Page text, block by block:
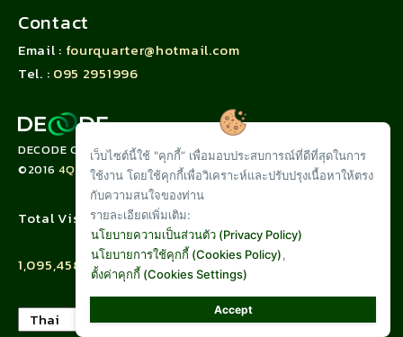
Contact
Email : fourquarter@hotmail.com
Tel. : 095 2951996
DECODE CORPORATION LIMITED
©20164QUARTER.CO
Total Visit :
1,095,458
เว็บไซต์นี้ใช้ "คุกกี้” เพื่อมอบประสบการณ์ที่ดีที่สุดในการ
ใช้งาน โดยใช้คุกกี้เพื่อวิเคราะห์และปรับปรุงเนื้อหาให้ตรง
กับความสนใจของท่าน
รายละเอียดเพิ่มเติม:
นโยบายความเป็นส่วนตัว (Privacy Policy)
นโยบายการใช้คุกกี้ (Cookies Policy),
ตั้งค่าคุกกี้ (Cookies Settings)
Accept